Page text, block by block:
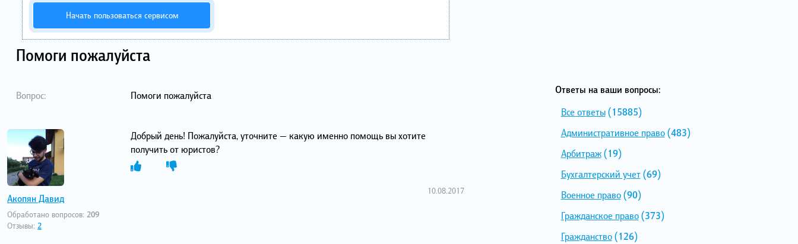
Начать пользоваться сервисом
Помоги пожалуйста
Вопрос: Помоги пожалуйста
Акопян Давид
Обработано вопросов: 209
Отзывы: 2
Добрый день! Пожалуйста, уточните — какую именно помощь вы хотите
получить от юристов?
10.08.2017
Ответы на ваши вопросы:
Все ответы(15885)
Административное право(483)
Арбитраж(19)
Бухгалтерский учет(69)
Военное право(90)
Гражданское право(373)
Гражданство(126)